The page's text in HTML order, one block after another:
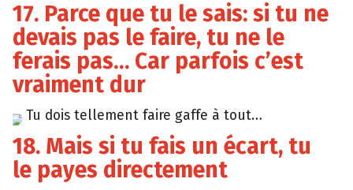
17. Parce que tu le sais: si tu ne
devais pas le faire, tu ne le
ferais pas… Car parfois c’est
vraiment dur
Tumblr
Tu dois tellement faire gaffe à tout…
18. Mais si tu fais un écart, tu
le payes directement